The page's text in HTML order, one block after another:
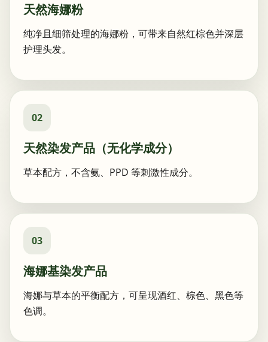
天然海娜粉
纯净且细筛处理的海娜粉，可带来自然红棕色并深层
护理头发。
02
天然染发产品（无化学成分）
草本配方，不含氨、PPD 等刺激性成分。
03
海娜基染发产品
海娜与草本的平衡配方，可呈现酒红、棕色、黑色等
色调。